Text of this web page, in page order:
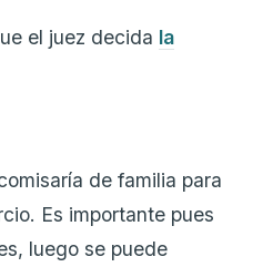
el juez decida la
de familia para
Es importante pues
luego se puede